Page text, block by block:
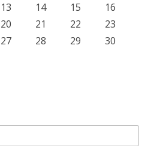
13 14 15
16
20 21 22
23
27 28 29
30